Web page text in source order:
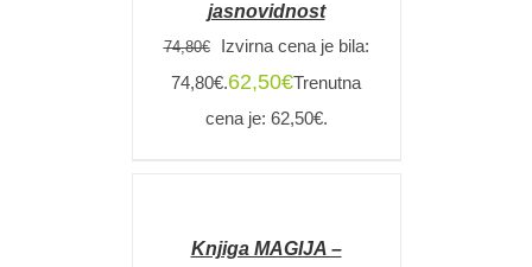
jasnovidnost
74,80€
Izvirna cena je bila:
74,80€.62,50€Trenutna
cena je: 62,50€.
Knjiga MAGIJA –